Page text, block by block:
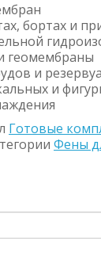
бортах и
геомембраны
и
и
Готовые
Фены